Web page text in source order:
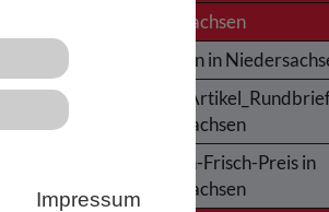
Impressum
Niedersachsen
Studieren in
Niedersachsen
Karl-von-Frisch-Preis in
Niedersachsen